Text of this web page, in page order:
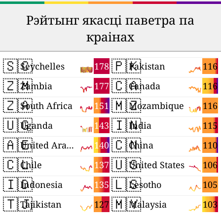
Рэйтынг якасці паветра па
краінах
🇸🇨 178
Seychelles
🇿🇲 177
Zambia
🇿🇦 151
South Africa
🇺🇬 143
Uganda
🇦🇪 140
United Arab Emirates
🇨🇱 137
Chile
🇮🇩 135
Indonesia
🇹🇯 127
Tajikistan
🇵🇰 116
Pakistan
🇨🇦 116
Canada
🇲🇿 116
Mozambique
🇮🇳 115
India
🇨🇳 110
China
🇺🇸 106
United States
🇱🇸 105
Lesotho
🇲🇾 103
Malaysia